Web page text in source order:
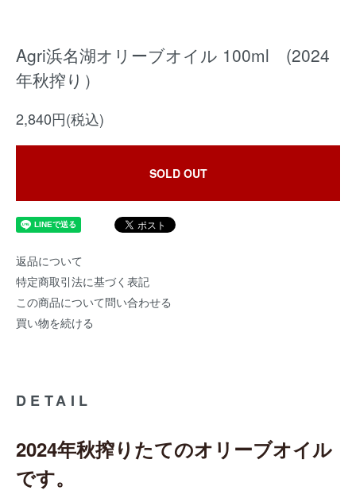
Agri浜名湖オリーブオイル 100ml (2024
年秋搾り）
2,840円(税込)
SOLD OUT
返品について
特定商取引法に基づく表記
この商品について問い合わせる
買い物を続ける
DETAIL
2024年秋搾りたてのオリーブオイル
です。